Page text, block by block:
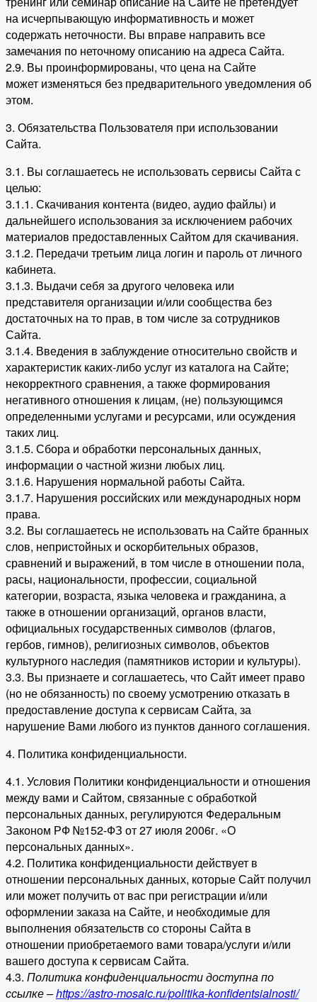
на исчерпывающую информативность и может
содержать неточности. Вы вправе направить все
замечания по неточному описанию на адреса Сайта.
2.9. Вы проинформированы, что цена на Сайте
может изменяться без предварительного уведомления об
этом.
3. Обязательства Пользователя при использовании
Сайта.
3.1. Вы соглашаетесь не использовать сервисы Сайта с
целью:
3.1.1. Скачивания контента (видео, аудио файлы) и
дальнейшего использования за исключением рабочих
материалов предоставленных Сайтом для скачивания.
3.1.2. Передачи третьим лица логин и пароль от личного
кабинета.
3.1.3. Выдачи себя за другого человека или
представителя организации и/или сообщества без
достаточных на то прав, в том числе за сотрудников
Сайта.
3.1.4. Введения в заблуждение относительно свойств и
характеристик каких-либо услуг из каталога на Сайте;
некорректного сравнения, а также формирования
негативного отношения к лицам, (не) пользующимся
определенными услугами и ресурсами, или осуждения
таких лиц.
3.1.5. Сбора и обработки персональных данных,
информации о частной жизни любых лиц.
3.1.6. Нарушения нормальной работы Сайта.
3.1.7. Нарушения российских или международных норм
права.
3.2. Вы соглашаетесь не использовать на Сайте бранных
слов, непристойных и оскорбительных образов,
сравнений и выражений, в том числе в отношении пола,
расы, национальности, профессии, социальной
категории, возраста, языка человека и гражданина, а
также в отношении организаций, органов власти,
официальных государственных символов (флагов,
гербов, гимнов), религиозных символов, объектов
культурного наследия (памятников истории и культуры).
3.3. Вы признаете и соглашаетесь, что Сайт имеет право
(но не обязанность) по своему усмотрению отказать в
предоставление доступа к сервисам Сайта, за
нарушение Вами любого из пунктов данного соглашения.
4. Политика конфиденциальности.
4.1. Условия Политики конфиденциальности и отношения
между вами и Сайтом, связанные с обработкой
персональных данных, регулируются Федеральным
Законом РФ №152-ФЗ от 27 июля 2006г. «О
персональных данных».
4.2. Политика конфиденциальности действует в
отношении персональных данных, которые Сайт получил
или может получить от вас при регистрации и/или
оформлении заказа на Сайте, и необходимые для
выполнения обязательств со стороны Сайта в
отношении приобретаемого вами товара/услуги и/или
вашего доступа к сервисам Сайта.
4.3. Политика конфиденциальности доступна по
ссылке –https://astro-mosaic.ru/politika-konfidentsialnosti/